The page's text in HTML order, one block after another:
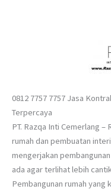
0812 7757 7757 Jasa
Terpercaya
PT. Razqa Inti Cemerlang
rumah dan pembuatan
mengerjakan
ada agar terlihat lebih
Pembangunan rumah yang